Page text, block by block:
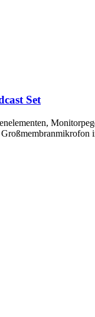
Set